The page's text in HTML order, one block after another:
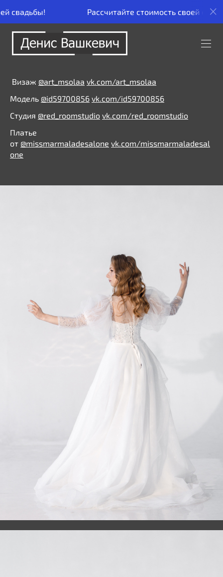
Рассчитайте стоимость своей свадьбы!
Визаж @art_msolaa vk.com/art_msolaa
Модель @id59700856 vk.com/id59700856
Студия @red_roomstudio vk.com/red_roomstudio
Платье
от @missmarmaladesalone vk.com/missmarmaladesal
one